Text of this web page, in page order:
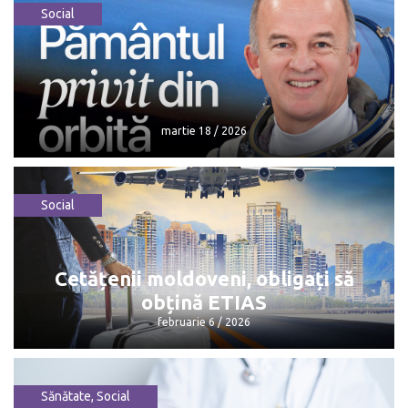
Social
martie 18 / 2026
martie 18 / 2026
Social
Cetățenii moldoveni, obligați să
obțină ETIAS
februarie 6 / 2026
Sănătate, Social